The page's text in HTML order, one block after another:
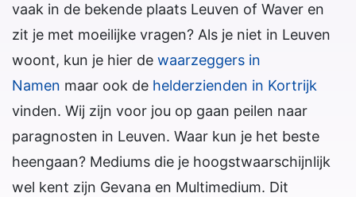
vaak in de bekende plaats Leuven of Waver en
zit je met moeilijke vragen? Als je niet in Leuven
woont, kun je hier de waarzeggers in
Namen maar ook de helderzienden in Kortrijk
vinden. Wij zijn voor jou op gaan peilen naar
paragnosten in Leuven. Waar kun je het beste
heengaan? Mediums die je hoogstwaarschijnlijk
wel kent zijn Gevana en Multimedium. Dit